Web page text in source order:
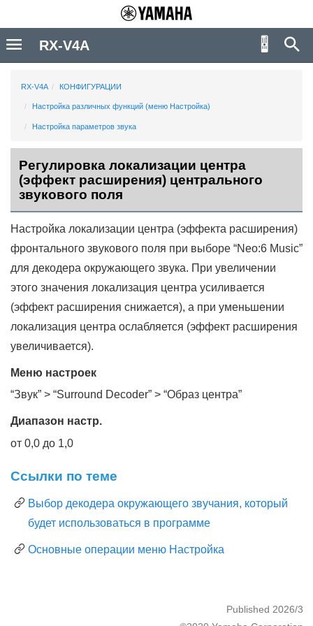
RX-V4A КОНФИГУРАЦИИ
Настройка различных функций (меню Настройка)
Настройка параметров звука
Регулировка локализации центра
(эффект расширения) центрального
звукового поля
Настройка локализации центра (эффекта расширения)
фронтального звукового поля при выборе “Neo:6 Music”
для декодера окружающего звука. При увеличении
этого значения локализация центра усиливается
(эффект расширения снижается), а при уменьшении
локализация центра ослабляется (эффект расширения
увеличивается).
Меню настроек
“Звук” > “Surround Decoder” > “Образ центра”
Диапазон настр.
от 0,0 до 1,0
Ссылки по теме
Выбор декодера окружающего звучания, который
будет использоваться в программе
Основные операции меню Настройка
Published 2026/3
RX-V4A